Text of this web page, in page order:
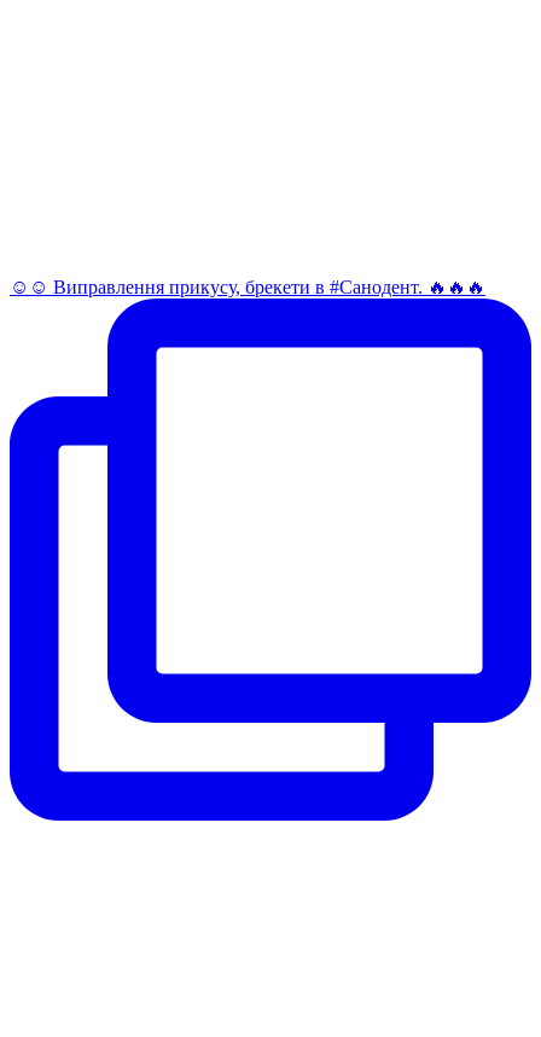
☺️☺️ Виправлення прикусу, брекети в #Санодент. 🔥🔥🔥